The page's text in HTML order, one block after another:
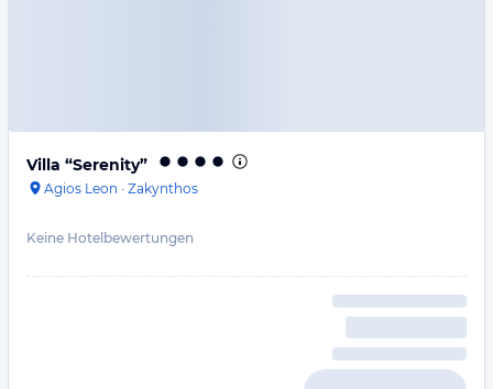
Villa “Serenity”
Agios Leon · Zakynthos
Keine Hotelbewertungen